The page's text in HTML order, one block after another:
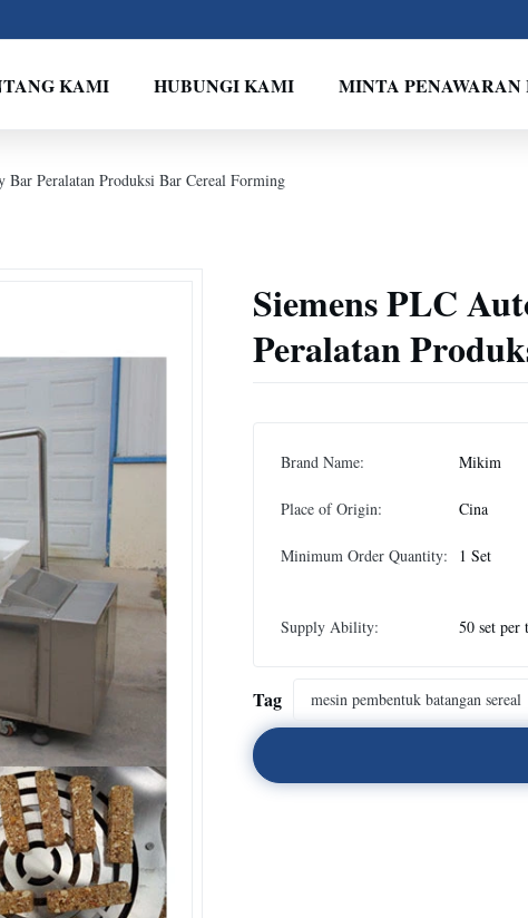
KAMI HUBUNGI KAMI MINTA PENAWARAN
Peralatan Produksi Bar Cereal Forming
Siemens PLC
Peralatan
Brand Name: Mikim
Place of Origin: Cina
Minimum Order Quantity: 1 Set
Supply Ability: 50 set per
Tag mesin pembentuk batangan sereal